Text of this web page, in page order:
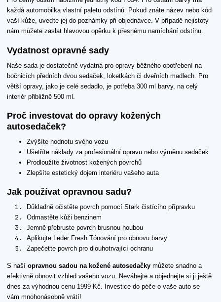
každá automobilka vlastní paletu odstínů. Pokud znáte název nebo kód
vaší kůže, uveďte jej do poznámky při objednávce. V případě nejistoty
nám můžete zaslat hlavovou opěrku k přesnému namíchání odstínu.
Vydatnost opravné sady
Naše sada je dostatečně vydatná pro opravy běžného opotřebení na
bočnicích předních dvou sedaček, loketkách či dveřních madlech. Pro
větší opravy, jako je celé sedadlo, je potřeba 300 ml barvy, na celý
interiér přibližně 500 ml.
Proč investovat do opravy kožených
autosedaček?
Zvýšíte hodnotu svého vozu
Ušetříte náklady za profesionální opravu nebo výměnu sedaček
Prodloužíte životnost kožených povrchů
Zlepšíte estetický dojem interiéru vašeho auta
Jak používat opravnou sadu?
Důkladně očistěte povrch pomocí Stark čistícího přípravku
Odmastěte kůži benzinem
Jemně přebruste povrch brusnou houbou
Aplikujte Leder Fresh Tónování pro obnovu barvy
Zapečeťte povrch pro dlouhotrvající ochranu
S naší opravnou sadou na kožené autosedačky můžete snadno a
efektivně obnovit vzhled vašeho vozu. Neváhejte a objednejte si ji ještě
dnes za výhodnou cenu 1999 Kč. Investice do péče o vaše auto se
vám mnohonásobně vrátí!